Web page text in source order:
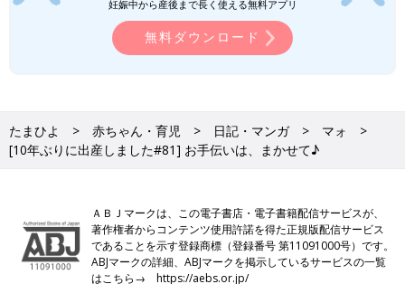
妊娠中から産後まで長く使える無料アプリ
無料ダウンロード
たまひよ 赤ちゃん・育児 日記・マンガ
マォ
[10年ぶりに出産しました#81] お手伝いは、まかせて♪
ＡＢＪマークは、この電子書店・電子書籍配信サービスが、
著作権者からコンテンツ使用許諾を得た正規版配信サービス
であることを示す登録商標（登録番号 第11091000号）です。
ABJマークの詳細、ABJマークを掲示しているサービスの一覧
はこちら→https://aebs.or.jp/